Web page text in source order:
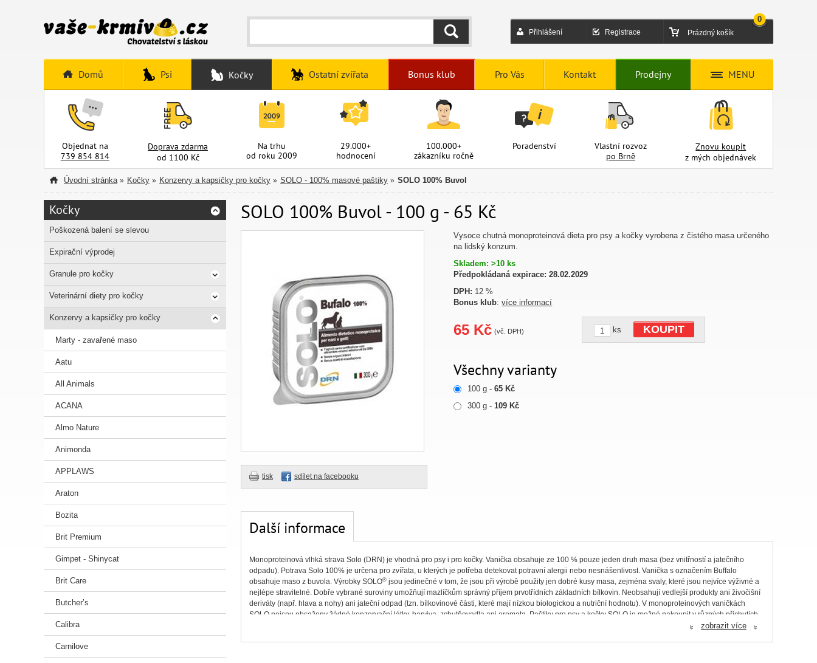
Přihlášení Registrace Prázdný košík
0
HLEDAT
Domů Psi Kočky Ostatní zvířata Bonus klub Pro Vás Kontakt Prodejny MENU
Objednat na
739 854 814
Doprava zdarma
od 1100 Kč
Na trhu
od roku 2009
29.000+
hodnocení
100.000+
zákazníku ročně
Poradenství
Vlastní rozvoz
po Brně
Znovu koupit
z mých objednávek
Úvodní stránka » Kočky » Konzervy a kapsičky pro kočky » SOLO - 100% masové paštiky » SOLO 100% Buvol
SOLO 100% Buvol - 100 g - 65 Kč
tisk sdílet na facebooku
Vysoce chutná monoproteinová dieta pro psy a kočky vyrobena z čistého masa určeného
na lidský konzum.
Skladem: >10 ks
Předpokládaná expirace: 28.02.2029
DPH: 12 %
Bonus klub:více informací
65 Kč (vč. DPH) ks KOUPIT
Všechny varianty
100 g -65 Kč
300 g -109 Kč
Další informace
Monoproteinová vlhká strava Solo (DRN) je vhodná pro psy i pro kočky. Vanička obsahuje ze 100 % pouze jeden druh masa (bez vnitřností a jatečního
odpadu). Potrava Solo 100% je určena pro zvířata, u kterých je potřeba detekovat potravní alergii nebo nesnášenlivost. Vanička s označením Buffalo
obsahuje maso z buvola. Výrobky SOLO® jsou jedinečné v tom, že jsou při výrobě použity jen dobré kusy masa, zejména svaly, které jsou nejvíce výživné a
nejlépe stravitelné. Dobře vybrané suroviny umožňují mazlíčkům správný příjem prvotřídních základních bílkovin. Neobsahují vedlejší produkty ani živočišní
deriváty (např. hlava a nohy) ani jateční odpad (tzn. bílkovinové části, které mají nízkou biologickou a nutriční hodnotu). V monoproteinových vaničkách
SOLO nejsou obsaženy žádné konzervační látky, barviva, zchutňovadla ani aromata. Paštiky pro psy a kočky SOLO je možné nakoupit v různých příchutích.
« zobrazit více «
Kočky
Poškozená balení se slevou
Expirační výprodej
Granule pro kočky
Veterinární diety pro kočky
Konzervy a kapsičky pro kočky
Marty - zavařené maso
Aatu
All Animals
ACANA
Almo Nature
Animonda
APPLAWS
Araton
Bozita
Brit Premium
Gimpet - Shinycat
Brit Care
Butcher’s
Calibra
Carnilove